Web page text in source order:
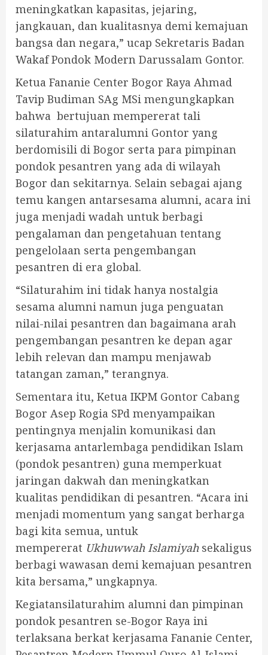
meningkatkan kapasitas, jejaring,
jangkauan, dan kualitasnya demi kemajuan
bangsa dan negara,” ucap Sekretaris Badan
Wakaf Pondok Modern Darussalam Gontor.
Ketua Fananie Center Bogor Raya Ahmad
Tavip Budiman SAg MSi mengungkapkan
bahwa bertujuan mempererat tali
silaturahim antaralumni Gontor yang
berdomisili di Bogor serta para pimpinan
pondok pesantren yang ada di wilayah
Bogor dan sekitarnya. Selain sebagai ajang
temu kangen antarsesama alumni, acara ini
juga menjadi wadah untuk berbagi
pengalaman dan pengetahuan tentang
pengelolaan serta pengembangan
pesantren di era global.
“Silaturahim ini tidak hanya nostalgia
sesama alumni namun juga penguatan
nilai-nilai pesantren dan bagaimana arah
pengembangan pesantren ke depan agar
lebih relevan dan mampu menjawab
tatangan zaman,” terangnya.
Sementara itu, Ketua IKPM Gontor Cabang
Bogor Asep Rogia SPd menyampaikan
pentingnya menjalin komunikasi dan
kerjasama antarlembaga pendidikan Islam
(pondok pesantren) guna memperkuat
jaringan dakwah dan meningkatkan
kualitas pendidikan di pesantren. “Acara ini
menjadi momentum yang sangat berharga
bagi kita semua, untuk
mempererat Ukhuwwah Islamiyahsekaligus
berbagi wawasan demi kemajuan pesantren
kita bersama,” ungkapnya.
Kegiatansilaturahim alumni dan pimpinan
pondok pesantren se-Bogor Raya ini
terlaksana berkat kerjasama Fananie Center,